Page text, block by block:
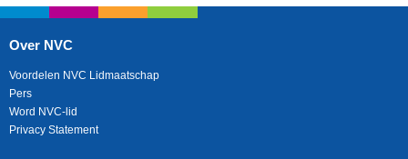
Over NVC
Voordelen NVC Lidmaatschap
Pers
Word NVC-lid
Privacy Statement